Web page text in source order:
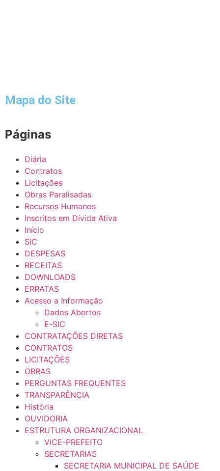
Mapa do Site
Páginas
Diária
Contratos
Licitações
Obras Paralisadas
Recursos Humanos
Inscritos em Dívida Ativa
Início
SIC
DESPESAS
RECEITAS
DOWNLOADS
ERRATAS
Acesso a Informação
Dados Abertos
E-SIC
CONTRATAÇÕES DIRETAS
CONTRATOS
LICITAÇÕES
OBRAS
PERGUNTAS FREQUENTES
TRANSPARÊNCIA
História
OUVIDORIA
ESTRUTURA ORGANIZACIONAL
VICE-PREFEITO
SECRETARIAS
SECRETARIA MUNICIPAL DE SAÚDE